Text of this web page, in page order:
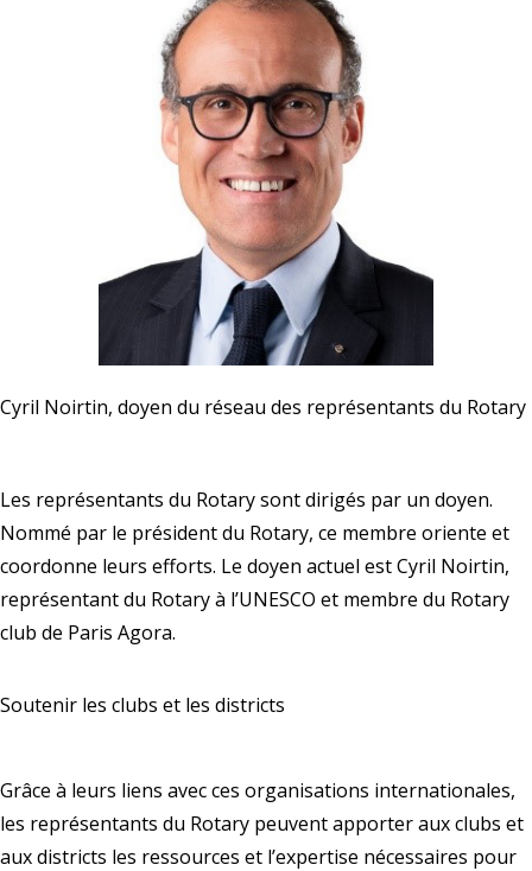
Cyril Noirtin, doyen du réseau des représentants du Rotary
Les représentants du Rotary sont dirigés par un doyen.
Nommé par le président du Rotary, ce membre oriente et
coordonne leurs efforts. Le doyen actuel est Cyril Noirtin,
représentant du Rotary à l’UNESCO et membre du Rotary
club de Paris Agora.
Soutenir les clubs et les districts
Grâce à leurs liens avec ces organisations internationales,
les représentants du Rotary peuvent apporter aux clubs et
aux districts les ressources et l’expertise nécessaires pour